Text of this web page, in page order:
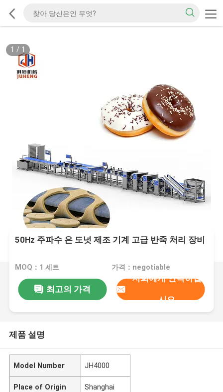
1 / 1
50Hz 주파수 은 도넛 제조 기계 고급 반죽 처리 장비
MOQ：1 세트 가격：negotiable
최고의 가격
저희에게 연락하십
시오
제품 설명
Model Number JH4000
Place of Origin Shanghai